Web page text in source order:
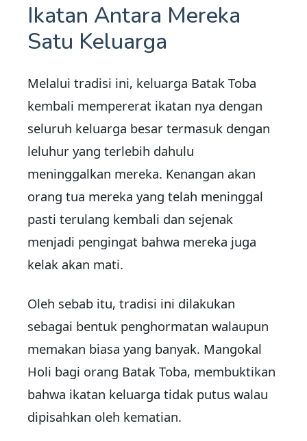
Ikatan Antara Mereka
Satu Keluarga
Melalui tradisi ini, keluarga Batak Toba
kembali mempererat ikatan nya dengan
seluruh keluarga besar termasuk dengan
leluhur yang terlebih dahulu
meninggalkan mereka. Kenangan akan
orang tua mereka yang telah meninggal
pasti terulang kembali dan sejenak
menjadi pengingat bahwa mereka juga
kelak akan mati.
Oleh sebab itu, tradisi ini dilakukan
sebagai bentuk penghormatan walaupun
memakan biasa yang banyak. Mangokal
Holi bagi orang Batak Toba, membuktikan
bahwa ikatan keluarga tidak putus walau
dipisahkan oleh kematian.